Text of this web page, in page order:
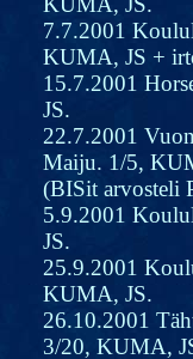
7.7.2001
KUMA, JS +
15.7.2001
JS.
22.7.2001
Maiju. 1/5,
(BISit arvosteli
5.9.2001
JS.
25.9.2001
KUMA, JS.
26.10.2001
3/20, KUMA,